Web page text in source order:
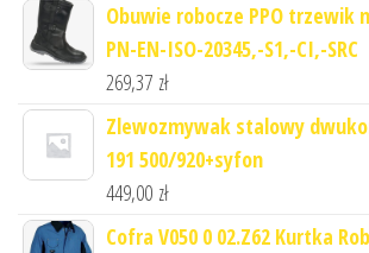
Obuwie robocze PPO trzewik
PN-EN-ISO-20345,-S1,-CI,-SRC
269,37 zł
Zlewozmywak stalowy
191 500/920+syfon
449,00 zł
Cofra V050 0 02.Z62 Kurtka